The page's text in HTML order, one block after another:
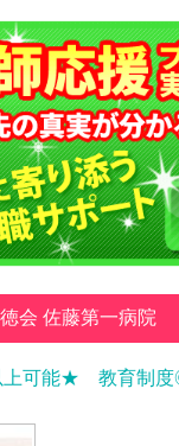
徳会佐藤第一病院
上可能★ 教育制